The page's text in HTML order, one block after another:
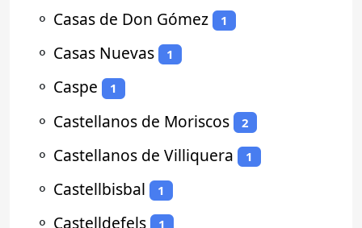
⚬ Casas de Don Gómez 1
⚬ Casas Nuevas 1
⚬ Caspe 1
⚬ Castellanos de Moriscos 2
⚬ Castellanos de Villiquera 1
⚬ Castellbisbal 1
⚬ Castelldefels 1